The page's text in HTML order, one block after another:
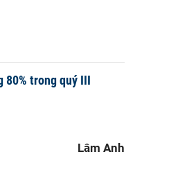
80% trong quý III
Lâm Anh